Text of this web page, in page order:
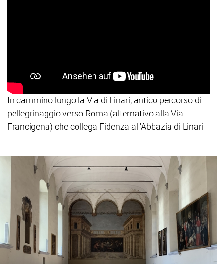
In cammino lungo la Via di Linari, antico percorso di
pellegrinaggio verso Roma (alternativo alla Via
Francigena) che collega Fidenza all'Abbazia di Linari